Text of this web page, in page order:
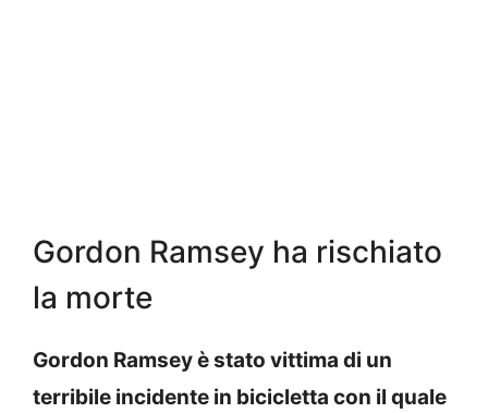
Gordon Ramsey ha rischiato
la morte
Gordon Ramsey è stato vittima di un
terribile incidente in bicicletta con il quale